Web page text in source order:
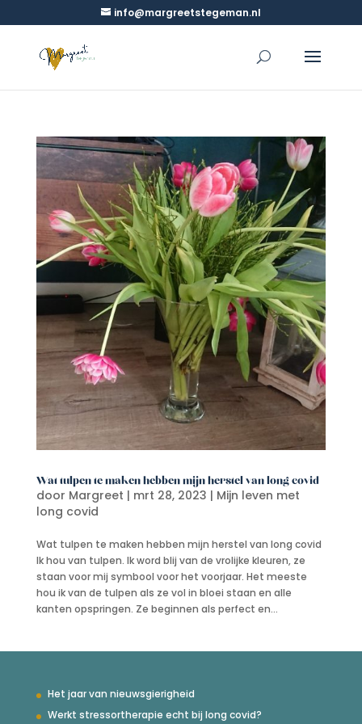
info@margreetstegeman.nl
Wat tulpen te maken hebben mijn herstel van long covid
door Margreet | mrt 28, 2023 | Mijn leven met
long covid
Wat tulpen te maken hebben mijn herstel van long covid
Ik hou van tulpen. Ik word blij van de vrolijke kleuren, ze
staan voor mij symbool voor het voorjaar. Het meeste
hou ik van de tulpen als ze vol in bloei staan en alle
kanten opspringen. Ze beginnen als perfect en...
Het jaar van nieuwsgierigheid
Werkt stressortherapie echt bij long covid?